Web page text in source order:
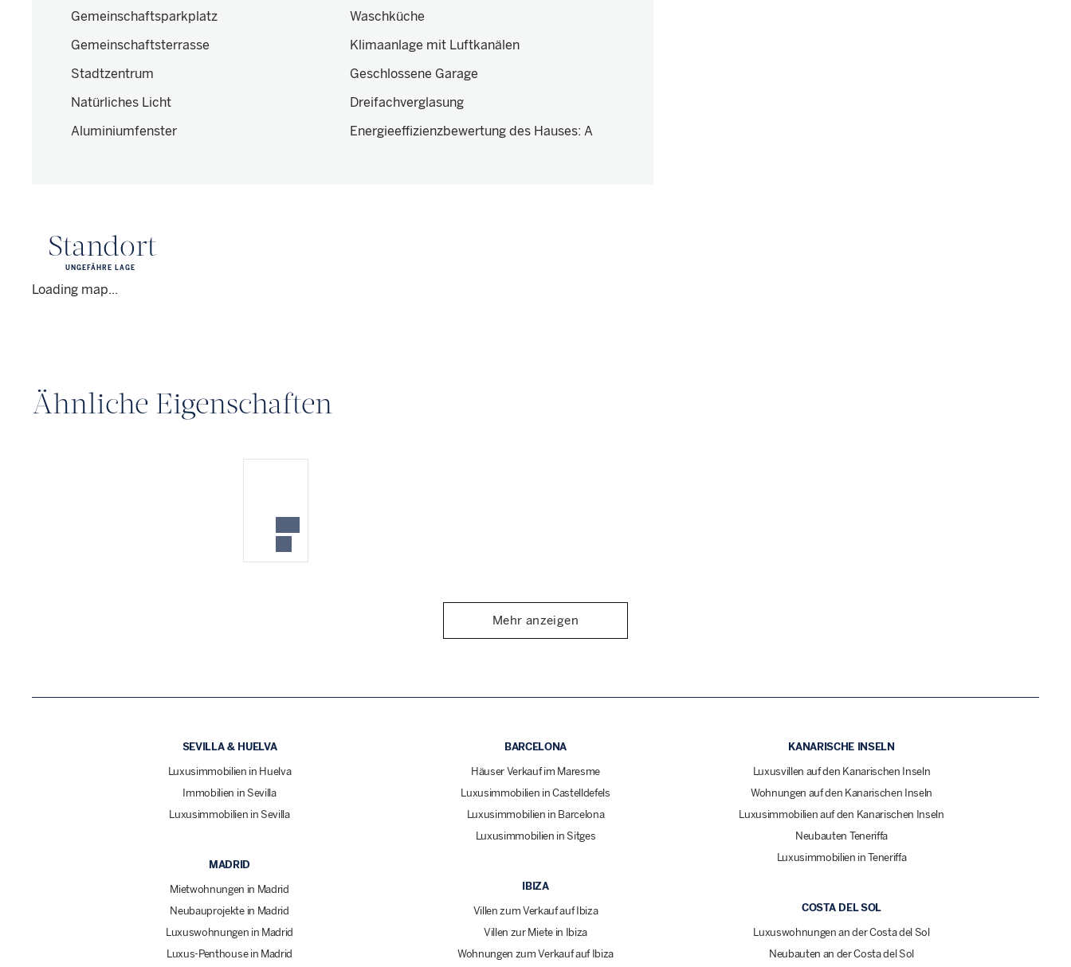
Gemeinschaftsparkplatz
Waschküche
Gemeinschaftsterrasse
Klimaanlage mit Luftkanälen
Stadtzentrum
Geschlossene Garage
Natürliches Licht
Dreifachverglasung
Aluminiumfenster
Energieeffizienzbewertung des Hauses: A
Standort
Loading map...
UNGEFÄHRE LAGE
Ähnliche Eigenschaften
Mehr anzeigen
SEVILLA & HUELVA
Luxusimmobilien in Huelva
Immobilien in Sevilla
Luxusimmobilien in Sevilla
MADRID
Mietwohnungen in Madrid
Neubauprojekte in Madrid
Luxuswohnungen in Madrid
Luxus-Penthouse in Madrid
BARCELONA
Häuser Verkauf im Maresme
Luxusimmobilien in Castelldefels
Luxusimmobilien in Barcelona
Luxusimmobilien in Sitges
IBIZA
Villen zum Verkauf auf Ibiza
Villen zur Miete in Ibiza
Wohnungen zum Verkauf auf Ibiza
KANARISCHE INSELN
Luxusvillen auf den Kanarischen Inseln
Wohnungen auf den Kanarischen Inseln
Luxusimmobilien auf den Kanarischen Inseln
Neubauten Teneriffa
Luxusimmobilien in Teneriffa
COSTA DEL SOL
Luxuswohnungen an der Costa del Sol
Neubauten an der Costa del Sol